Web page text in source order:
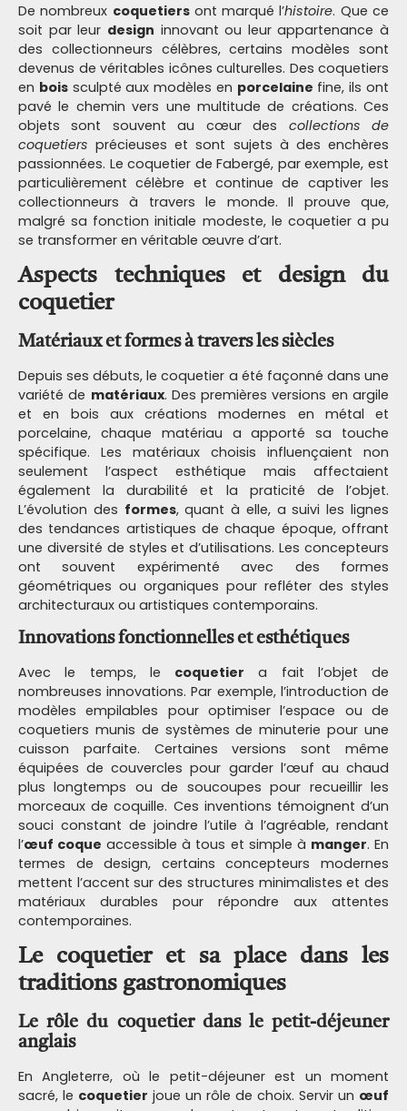
De nombreux coquetiersont marqué l’histoire. Que ce
soit par leur design innovant ou leur appartenance à
des collectionneurs célèbres, certains modèles sont
devenus de véritables icônes culturelles. Des coquetiers
en boissculpté aux modèles en porcelaine fine, ils ont
pavé le chemin vers une multitude de créations. Ces
objets sont souvent au cœur des collections de
coquetiers précieuses et sont sujets à des enchères
passionnées. Le coquetier de Fabergé, par exemple, est
particulièrement célèbre et continue de captiver les
collectionneurs à travers le monde. Il prouve que,
malgré sa fonction initiale modeste, le coquetier a pu
se transformer en véritable œuvre d’art.
Aspects techniques et design du
coquetier
Matériaux et formes à travers les siècles
Depuis ses débuts, le coquetier a été façonné dans une
variété de matériaux. Des premières versions en argile
et en bois aux créations modernes en métal et
porcelaine, chaque matériau a apporté sa touche
spécifique. Les matériaux choisis influençaient non
seulement l’aspect esthétique mais affectaient
également la durabilité et la praticité de l’objet.
L’évolution des formes, quant à elle, a suivi les lignes
des tendances artistiques de chaque époque, offrant
une diversité de styles et d’utilisations. Les concepteurs
ont souvent expérimenté avec des formes
géométriques ou organiques pour refléter des styles
architecturaux ou artistiques contemporains.
Innovations fonctionnelles et esthétiques
Avec le temps, le coquetier a fait l’objet de
nombreuses innovations. Par exemple, l’introduction de
modèles empilables pour optimiser l’espace ou de
coquetiers munis de systèmes de minuterie pour une
cuisson parfaite. Certaines versions sont même
équipées de couvercles pour garder l’œuf au chaud
plus longtemps ou de soucoupes pour recueillir les
morceaux de coquille. Ces inventions témoignent d’un
souci constant de joindre l’utile à l’agréable, rendant
l’œuf coque accessible à tous et simple à manger. En
termes de design, certains concepteurs modernes
mettent l’accent sur des structures minimalistes et des
matériaux durables pour répondre aux attentes
contemporaines.
Le coquetier et sa place dans les
traditions gastronomiques
Le rôle du coquetier dans le petit-déjeuner
anglais
En Angleterre, où le petit-déjeuner est un moment
sacré, le coquetier joue un rôle de choix. Servir un œuf